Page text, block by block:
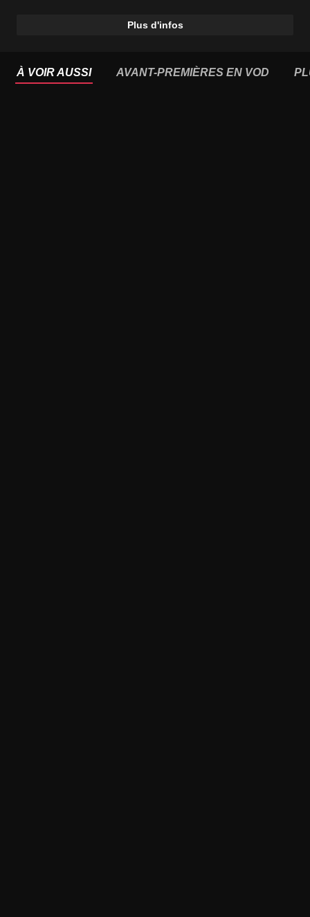
Plus d'infos
À VOIR AUSSI AVANT-PREMIÈRES EN VOD